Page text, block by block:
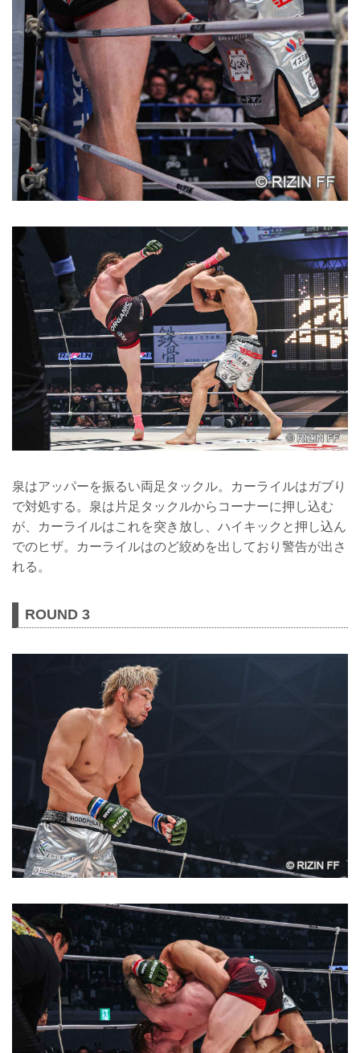
泉はアッパーを振るい両足タックル。カーライルはガブり
で対処する。泉は片足タックルからコーナーに押し込む
が、カーライルはこれを突き放し、ハイキックと押し込ん
でのヒザ。カーライルはのど絞めを出しており警告が出さ
れる。
ROUND 3